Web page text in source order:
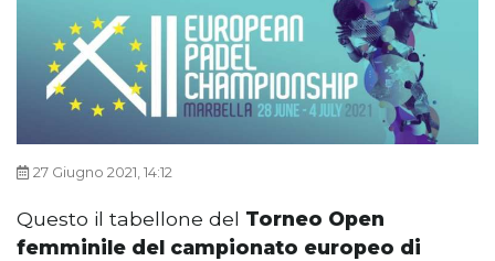
27 Giugno 2021, 14:12
Questo il tabellone del Torneo Open
femminile del campionato europeo di